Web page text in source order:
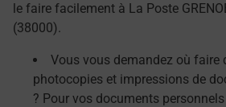
le faire facilement à La Poste
(38000).
Vous vous demandez où faire
photocopies et impressions de
? Pour vos documents